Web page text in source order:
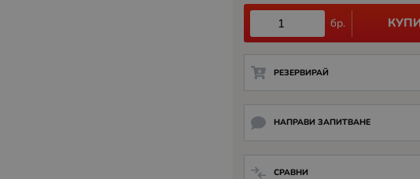
бр.
РЕЗЕРВИРАЙ
НАПРАВИ ЗАПИТВАНЕ
СРАВНИ